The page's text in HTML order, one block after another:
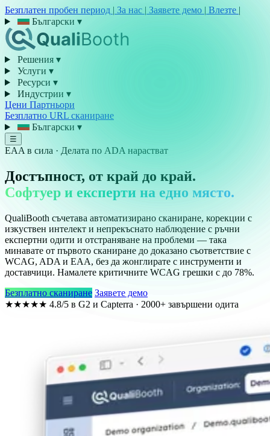
Безплатен пробен период | За нас | Заявете демо | Влезте |
Български ▾
Решения ▾
Услуги ▾
Ресурси ▾
Индустрии ▾
Цени Партньори
Безплатно URL сканиране
Български ▾
☰
EAA в сила · Делата по ADA нарастват
Достъпност, от край до край.
Софтуер и експерти на едно място.
QualiBooth съчетава автоматизирано сканиране, корекции с
изкуствен интелект и непрекъснато наблюдение с ръчни
експертни одити и отстраняване на проблеми — така
минавате от първото сканиране до доказано съответствие с
WCAG, ADA и EAA, без да жонглирате с инструменти и
доставчици. Намалете критичните WCAG грешки с до 78%.
Безплатно сканиране Заявете демо
★★★★★ 4.8/5 в G2 и Capterra · 2000+ завършени одита